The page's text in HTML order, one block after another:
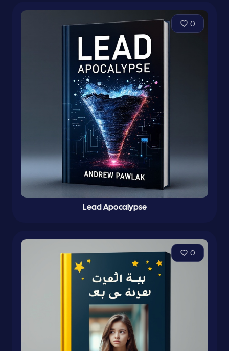
0
Lead Apocalypse
0